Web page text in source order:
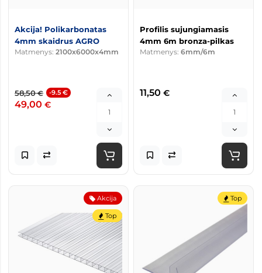
Akcija! Polikarbonatas
4mm skaidrus AGRO
Matmenys: 2100x6000x4mm
58,50€ -9.5 €
49,00 €
Profilis sujungiamasis
4mm 6m bronza-pilkas
Matmenys: 6mm/6m
11,50 €
Akcija
Top
Top